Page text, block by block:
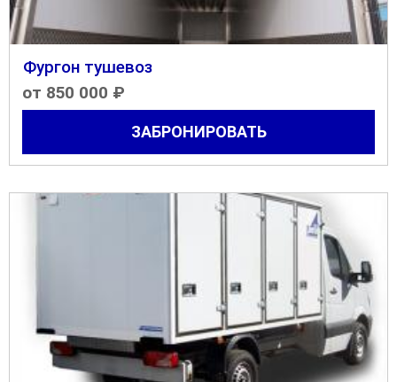
Фургон тушевоз
от 850 000 ₽
ЗАБРОНИРОВАТЬ